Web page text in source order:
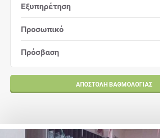
Εξυπηρέτηση
Προσωπικό
Πρόσβαση
ΑΠΟΣΤΟΛΉ ΒΑΘΜΟΛΟΓΊΑΣ